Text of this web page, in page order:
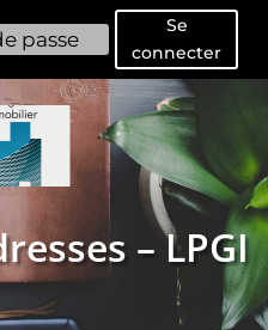
Se
connecter
– LPGI